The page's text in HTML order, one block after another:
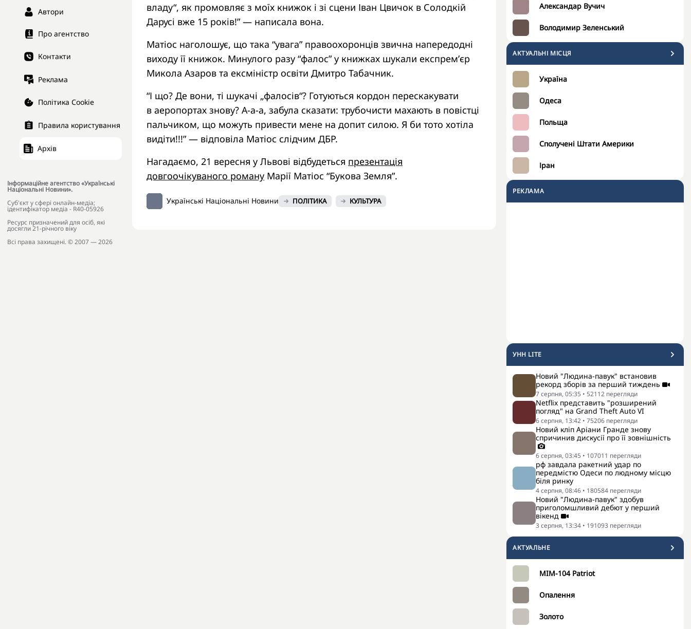
Автори
Про агентство
Контакти
Реклама
Політика Cookie
Правила користування
Архів
Інформаційне агентство «Українські
Національні Новини».
Cуб'єкт у сфері онлайн-медіа;
ідентифікатор медіа - R40-05926
Ресурс призначений для осіб, які
досягли 21-річного віку
Всі права захищені. © 2007 — 2026
Александар Вучич
Володимир Зеленський
АКТУАЛЬНІ МІСЦЯ
Україна
Одеса
Польща
Сполучені Штати Америки
Іран
РЕКЛАМА
УНН LITE
Новий "Людина-павук" встановив
рекорд зборів за перший тиждень
7 серпня, 05:35 • 52112 перегляди
Netflix представить "розширений
погляд" на Grand Theft Auto VI
6 серпня, 13:42 • 75206 перегляди
Новий кліп Аріани Гранде знову
спричинив дискусії про її зовнішність
6 серпня, 03:45 • 107011 перегляди
рф завдала ракетний удар по
передмістю Одеси по людному місцю
біля ринку
4 серпня, 08:46 • 180584 перегляди
Новий "Людина-павук" здобув
приголомшливий дебют у перший
вікенд
3 серпня, 13:34 • 191093 перегляди
АКТУАЛЬНЕ
MIM-104 Patriot
Опалення
Золото
владу“, як промовляє з моїх книжок і зі сцени Іван Цвичок в Солодкій
Дарусі вже 15 років!” — написала вона.
Матіос наголошує, що така “увага” правоохоронців звична напередодні
виходу її книжок. Минулого разу “фалос” у книжках шукали експрем’єр
Микола Азаров та ексміністр освіти Дмитро Табачник.
“І що? Де вони, ті шукачі „фалосів“? Готуються кордон перескакувати
в аеропортах знову? А-а-а, забула сказати: трубочисти махають в повістці
пальчиком, що можуть привести мене на допит силою. Я би тото хотіла
видіти!!!” — відповіла Матіос слідчим ДБР.
Нагадаємо, 21 вересня у Львові відбудеться презентація
довгоочікуваного роману Марії Матіос “Букова Земля”.
Українські Національні Новини ПОЛІТИКА КУЛЬТУРА